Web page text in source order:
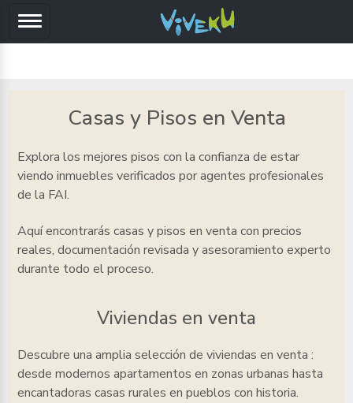
Casas y Pisos en Venta
Explora los mejores pisos con la confianza de estar
viendo inmuebles verificados por agentes profesionales
de la FAI.
Aquí encontrarás casas y pisos en venta con precios
reales, documentación revisada y asesoramiento experto
durante todo el proceso.
Viviendas en venta
Descubre una amplia selección de viviendas en venta :
desde modernos apartamentos en zonas urbanas hasta
encantadoras casas rurales en pueblos con historia.